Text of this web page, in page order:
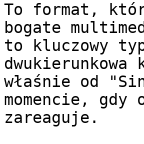
To format,
bogate
to kluczowy
właśnie od
momencie,
zareaguje.